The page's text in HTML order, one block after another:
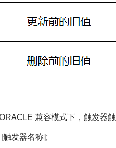
兼容模式下，触发器
触发器名称];